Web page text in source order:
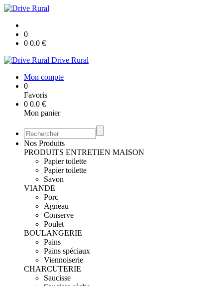
0
0 0.0 €
Drive Rural
Mon compte
0
Favoris
0 0.0 €
Mon panier
Nos Produits
PRODUITS ENTRETIEN MAISON
Papier toilette
Papier toilette
Savon
VIANDE
Porc
Agneau
Conserve
Poulet
BOULANGERIE
Pains
Pains spéciaux
Viennoiserie
CHARCUTERIE
Saucisse